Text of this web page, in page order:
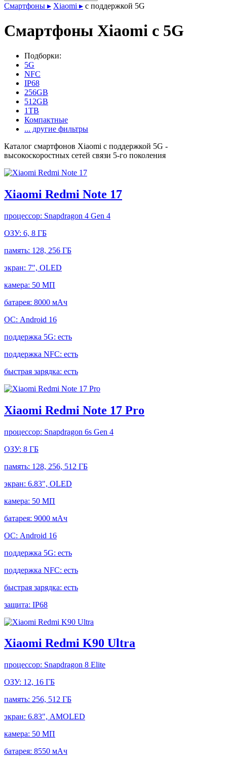
Смартфоны ▸ Xiaomi ▸ с поддержкой 5G
Смартфоны Xiaomi с 5G
Подборки:
5G
NFC
IP68
256GB
512GB
1TB
Компактные
... другие фильтры
Каталог смартфонов Xiaomi с поддержкой 5G -
высокоскоростных сетей связи 5-го поколения
Xiaomi Redmi Note 17
процессор: Snapdragon 4 Gen 4
ОЗУ: 6, 8 ГБ
память: 128, 256 ГБ
экран: 7", OLED
камера: 50 МП
батарея: 8000 мАч
ОС: Android 16
поддержка 5G: есть
поддержка NFC: есть
быстрая зарядка: есть
Xiaomi Redmi Note 17 Pro
процессор: Snapdragon 6s Gen 4
ОЗУ: 8 ГБ
память: 128, 256, 512 ГБ
экран: 6.83", OLED
камера: 50 МП
батарея: 9000 мАч
ОС: Android 16
поддержка 5G: есть
поддержка NFC: есть
быстрая зарядка: есть
защита: IP68
Xiaomi Redmi K90 Ultra
процессор: Snapdragon 8 Elite
ОЗУ: 12, 16 ГБ
память: 256, 512 ГБ
экран: 6.83", AMOLED
камера: 50 МП
батарея: 8550 мАч